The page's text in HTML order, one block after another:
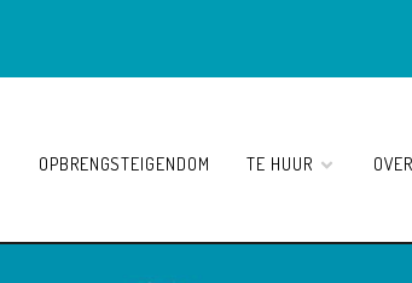
OPBRENGSTEIGENDOM TE HUUR